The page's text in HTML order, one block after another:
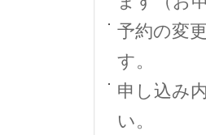
予約の変
す。
申し込み
い。